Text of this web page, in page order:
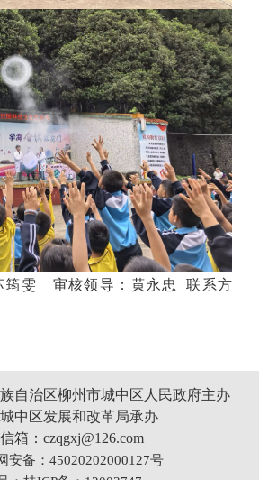
筠雯 审核领导：黄永忠 联系方
自治区柳州市城中区人民政府主办
中区发展和改革局承办
箱：czqgxj@126.com
安备：45020202000127号